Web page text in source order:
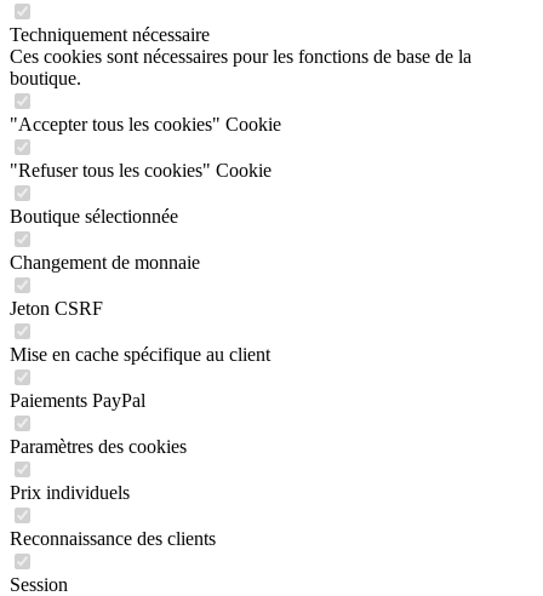
Techniquement nécessaire
Ces cookies sont nécessaires pour les fonctions de base de la
boutique.
"Accepter tous les cookies" Cookie
"Refuser tous les cookies" Cookie
Boutique sélectionnée
Changement de monnaie
Jeton CSRF
Mise en cache spécifique au client
Paiements PayPal
Paramètres des cookies
Prix individuels
Reconnaissance des clients
Session